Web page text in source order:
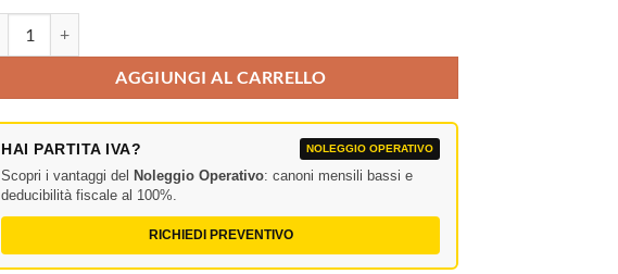
AGGIUNGI AL CARRELLO
HAI PARTITA IVA? NOLEGGIO OPERATIVO
Scopri i vantaggi del Noleggio Operativo: canoni mensili bassi e
deducibilità fiscale al 100%.
RICHIEDI PREVENTIVO